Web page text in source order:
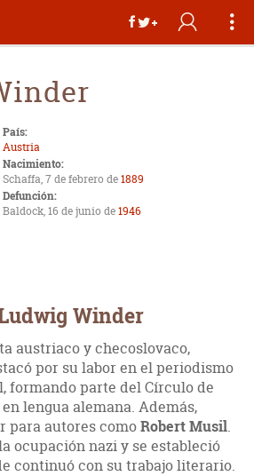
País:
Austria
Nacimiento:
Schaffa, 7 de febrero de1889
Defunción:
Baldock, 16 de junio de1946
Winder
austriaco y checoslovaco,
por su labor en el periodismo
formando parte del Círculo de
lengua alemana. Además,
para autores comoRobert Musil.
ocupación nazi y se estableció
continuó con su trabajo literario.